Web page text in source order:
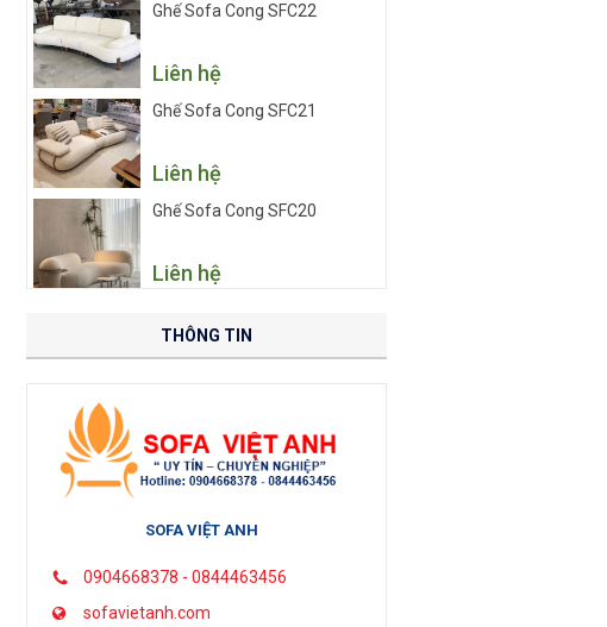
Ghế Sofa Cong SFC22
Liên hệ
Ghế Sofa Cong SFC21
Liên hệ
Ghế Sofa Cong SFC20
Liên hệ
THÔNG TIN
SOFA VIỆT ANH
0904668378 - 0844463456
sofavietanh.com